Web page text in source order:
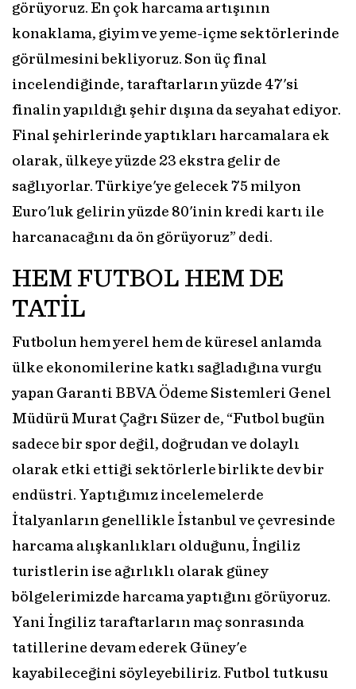
görüyoruz. En çok harcama artışının
konaklama, giyim ve yeme-içme sektörlerinde
görülmesini bekliyoruz. Son üç final
incelendiğinde, taraftarların yüzde 47'si
finalin yapıldığı şehir dışına da seyahat ediyor.
Final şehirlerinde yaptıkları harcamalara ek
olarak, ülkeye yüzde 23 ekstra gelir de
sağlıyorlar. Türkiye'ye gelecek 75 milyon
Euro'luk gelirin yüzde 80'inin kredi kartı ile
harcanacağını da ön görüyoruz” dedi.
HEM FUTBOL HEM DE
TATİL
Futbolun hem yerel hem de küresel anlamda
ülke ekonomilerine katkı sağladığına vurgu
yapan Garanti BBVA Ödeme Sistemleri Genel
Müdürü Murat Çağrı Süzer de, “Futbol bugün
sadece bir spor değil, doğrudan ve dolaylı
olarak etki ettiği sektörlerle birlikte dev bir
endüstri. Yaptığımız incelemelerde
İtalyanların genellikle İstanbul ve çevresinde
harcama alışkanlıkları olduğunu, İngiliz
turistlerin ise ağırlıklı olarak güney
bölgelerimizde harcama yaptığını görüyoruz.
Yani İngiliz taraftarların maç sonrasında
tatillerine devam ederek Güney'e
kayabileceğini söyleyebiliriz. Futbol tutkusu